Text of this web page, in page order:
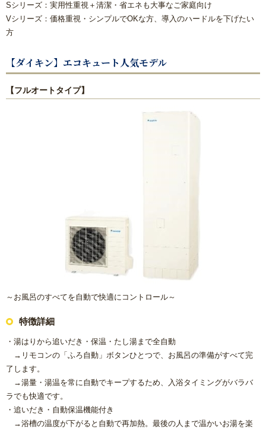
Sシリーズ：実用性重視＋清潔・省エネも大事なご家庭向け
Vシリーズ：価格重視・シンプルでOKな方、導入のハードルを下げたい
方
【ダイキン】エコキュート人気モデル
【フルオートタイプ】
～お風呂のすべてを自動で快適にコントロール～
特徴詳細
・湯はりから追いだき・保温・たし湯まで全自動
→リモコンの「ふろ自動」ボタンひとつで、お風呂の準備がすべて完
了します。
→湯量・湯温を常に自動でキープするため、入浴タイミングがバラバ
ラでも快適です。
・追いだき・自動保温機能付き
→浴槽の温度が下がると自動で再加熱。最後の人まで温かいお湯を楽